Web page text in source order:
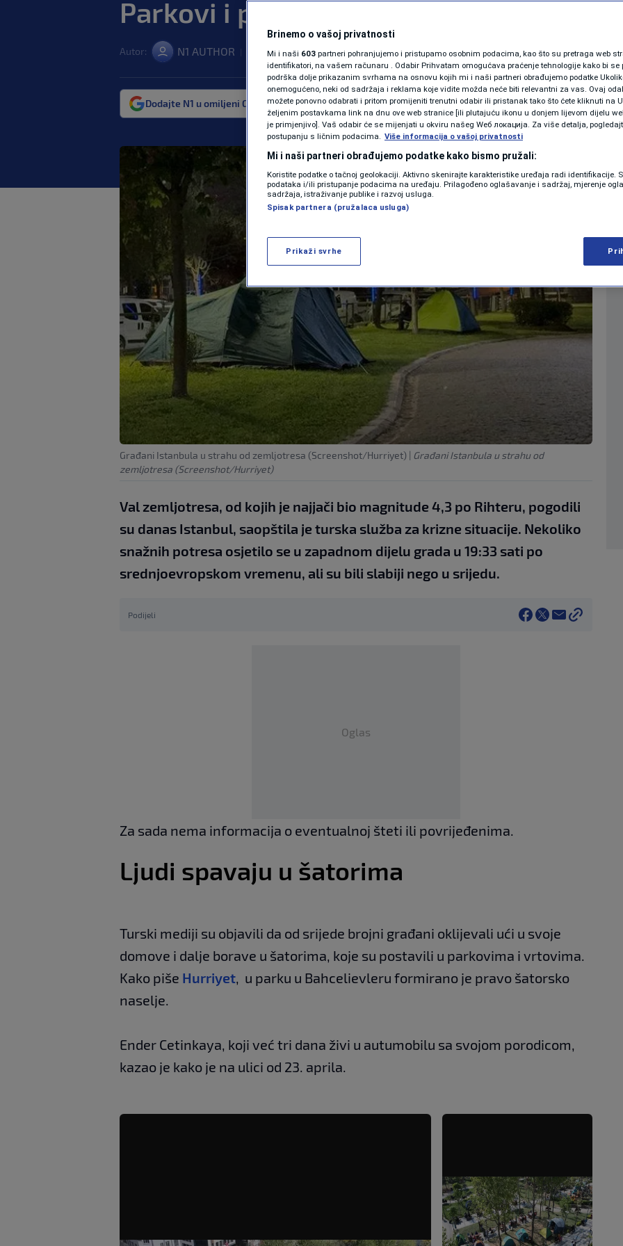
SHOWBIZ
PODCAST
N1 SPECIJAL
FENOMENI
NEISTRAŽENO
VIRALNO
VIDEO
Parkovi i parkinzi postali naselja
Autor: N1 AUTHOR 25. apr. 2025. 21:21 | SVIJET | komentara
Dodajte N1 u omiljeni Google izvor Više
Građani Istanbula u strahu od zemljotresa (Screenshot/Hurriyet) | Građani Istanbula u strahu od
zemljotresa (Screenshot/Hurriyet)
Val zemljotresa, od kojih je najjači bio magnitude 4,3 po Rihteru, pogodili
su danas Istanbul, saopštila je turska služba za krizne situacije. Nekoliko
snažnih potresa osjetilo se u zapadnom dijelu grada u 19:33 sati po
srednjoevropskom vremenu, ali su bili slabiji nego u srijedu.
Podijeli
Oglas
Za sada nema informacija o eventualnoj šteti ili povrijeđenima.
Ljudi spavaju u šatorima
Turski mediji su objavili da od srijede brojni građani oklijevali ući u svoje
domove i dalje borave u šatorima, koje su postavili u parkovima i vrtovima.
Kako piše Hurriyet, u parku u Bahcelievleru formirano je pravo šatorsko
naselje.
Ender Cetinkaya, koji već tri dana živi u autumobilu sa svojom porodicom,
kazao je kako je na ulici od 23. aprila.
Brinemo o vašoj privatnosti
Mi i naši 603 partneri pohranjujemo i pristupamo osobnim podacima, kao što su pretraga web
identifikatori, na vašem računaru . Odabir Prihvatam omogućava praćenje tehnologije kako bi se
podrška dolje prikazanim svrhama na osnovu kojih mi i naši partneri obrađujemo podatke
onemogućeno, neki od sadržaja i reklama koje vidite možda neće biti relevantni za vas. Ovaj
možete ponovno odabrati i pritom promijeniti trenutni odabir ili pristanak tako što ćete kliknuti na
željenim postavkama link na dnu ove web stranice [ili plutajuću ikonu u donjem lijevom dijelu
je primjenjivo]. Vaš odabir će se mijenjati u okviru našeg Wеб локација. Za više detalja,
postupanju s ličnim podacima. Više informacija o vašoj privatnosti
Mi i naši partneri obrađujemo podatke kako bismo pružali:
Koristite podatke o tačnoj geolokaciji. Aktivno skenirajte karakteristike uređaja radi identifikacije.
podataka i/ili pristupanje podacima na uređaju. Prilagođeno oglašavanje i sadržaj, mjerenje
sadržaja, istraživanje publike i razvoj usluga.
Spisak partnera (pružalaca usluga)
Prikaži svrhe